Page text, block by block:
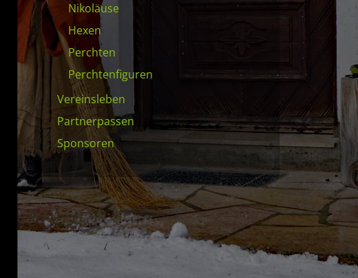
Nikoläuse
Hexen
Perchten
Perchtenfiguren
Vereinsleben
Partnerpassen
Sponsoren